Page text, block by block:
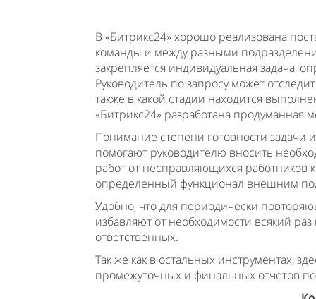
В «Битрикс24» хорошо реализована
команды и между разными
закрепляется индивидуальная задача,
Руководитель по запросу может
также в какой стадии находится
«Битрикс24» разработана продуманная
Понимание степени готовности задачи
помогают руководителю вносить
работ от несправляющихся работников
определенный функционал внешним
Удобно, что для периодически
избавляют от необходимости всякий
ответственных.
Так же как в остальных инструментах,
промежуточных и финальных отчетов